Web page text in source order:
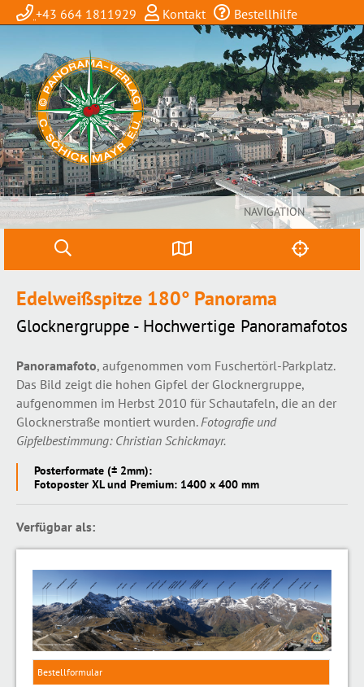
+43 664 1811929 Kontakt Bestellhilfe
NAVIGATION
Edelweißspitze 180° Panorama
Glocknergruppe - Hochwertige Panoramafotos
Panoramafoto, aufgenommen vom Fuschertörl-Parkplatz.
Das Bild zeigt die hohen Gipfel der Glocknergruppe,
aufgenommen im Herbst 2010 für Schautafeln, die an der
Glocknerstraße montiert wurden.Fotografie und
Gipfelbestimmung: Christian Schickmayr.
Posterformate (± 2mm):
Fotoposter XL und Premium: 1400 x 400 mm
Verfügbar als:
Bestellformular